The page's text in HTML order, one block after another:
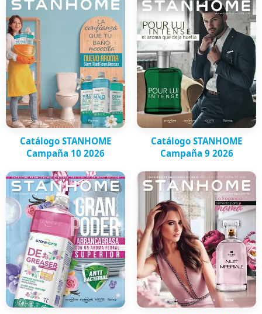
Catálogo STANHOME
Campaña 10 2026
Catálogo STANHOME
Campaña 9 2026